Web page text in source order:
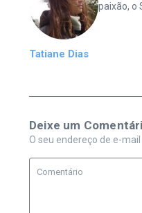
Tatiane Dias
paixão, o
Deixe um
O seu endereço de e-